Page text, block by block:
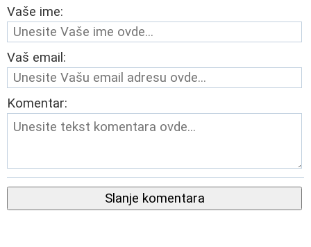
Vaše ime:
Vaš email:
Komentar:
Slanje komentara